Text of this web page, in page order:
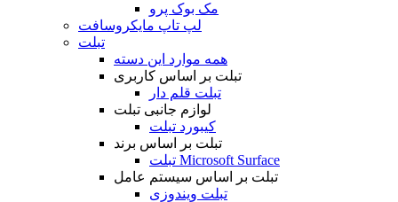
مک بوک پرو
لپ تاپ مایکروسافت
تبلت
همه موارد این دسته
تبلت بر اساس کاربری
تبلت قلم دار
لوازم جانبی تبلت
کیبورد تبلت
تبلت بر اساس برند
تبلت Microsoft Surface
تبلت بر اساس سیستم عامل
تبلت ویندوزی